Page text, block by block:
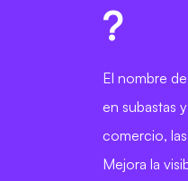
?
El nombre
en subastas
comercio,
Mejora la